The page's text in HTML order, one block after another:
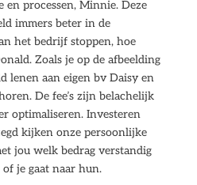
en processen, Minnie. Deze
immers beter in de
het bedrijf stoppen, hoe
Zoals je op de afbeelding
lenen aan eigen bv Daisy en
De fee’s zijn belachelijk
optimaliseren. Investeren
kijken onze persoonlijke
jou welk bedrag verstandig
je gaat naar hun.